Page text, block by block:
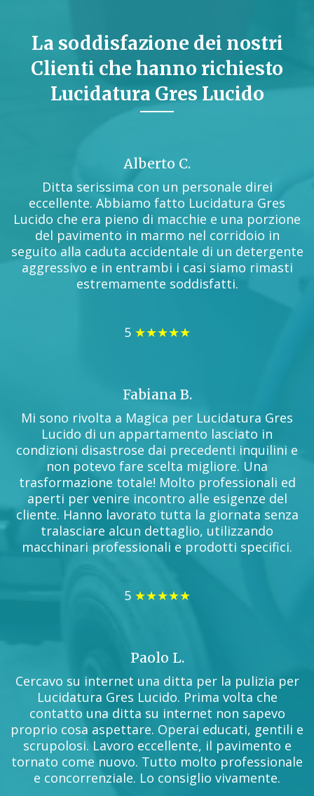
La soddisfazione dei nostri
Clienti che hanno richiesto
Lucidatura Gres Lucido
Alberto C.
Ditta serissima con un personale direi
eccellente. Abbiamo fatto Lucidatura Gres
Lucido che era pieno di macchie e una porzione
del pavimento in marmo nel corridoio in
seguito alla caduta accidentale di un detergente
aggressivo e in entrambi i casi siamo rimasti
estremamente soddisfatti.
5 ★★★★★
Fabiana B.
Mi sono rivolta a Magica per Lucidatura Gres
Lucido di un appartamento lasciato in
condizioni disastrose dai precedenti inquilini e
non potevo fare scelta migliore. Una
trasformazione totale! Molto professionali ed
aperti per venire incontro alle esigenze del
cliente. Hanno lavorato tutta la giornata senza
tralasciare alcun dettaglio, utilizzando
macchinari professionali e prodotti specifici.
5 ★★★★★
Paolo L.
Cercavo su internet una ditta per la pulizia per
Lucidatura Gres Lucido. Prima volta che
contatto una ditta su internet non sapevo
proprio cosa aspettare. Operai educati, gentili e
scrupolosi. Lavoro eccellente, il pavimento e
tornato come nuovo. Tutto molto professionale
e concorrenziale. Lo consiglio vivamente.